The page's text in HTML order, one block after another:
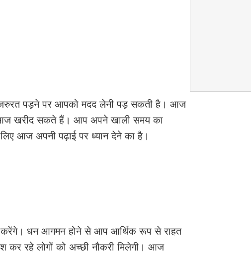
पड़ने पर आपको मदद लेनी पड़ सकती है। आज
आज खरीद सकते हैं। आप अपने खाली समय का
आज अपनी पढ़ाई पर ध्यान देने का है।
धन आगमन होने से आप आर्थिक रूप से राहत
कर रहे लोगों को अच्छी नौकरी मिलेगी। आज